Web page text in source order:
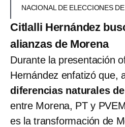
NACIONAL DE ELECCIONES
Citlalli Hernández
alianzas de Morena
Durante la presentación
Hernández enfatizó que,
diferencias naturales
entre Morena, PT y
es la transformación de